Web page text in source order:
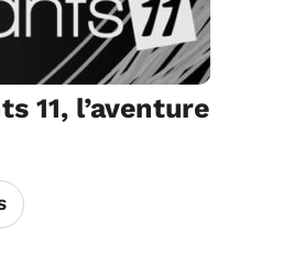
11, l’aventure